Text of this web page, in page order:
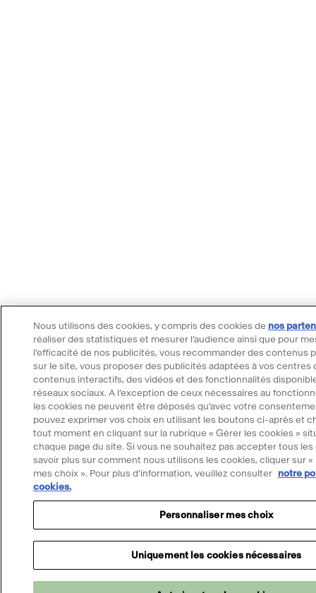
Merci d'accepter les cookies pour utiliser
Mona
Nous utilisons des cookies, y compris des cookies de nos
réaliser des statistiques et mesurer l’audience ainsi que pour
l’efficacité de nos publicités, vous recommander des contenus
sur le site, vous proposer des publicités adaptées à vos centres
contenus interactifs, des vidéos et des fonctionnalités
réseaux sociaux. A l’exception de ceux nécessaires au
les cookies ne peuvent être déposés qu’avec votre
pouvez exprimer vos choix en utilisant les boutons ci-après et
tout moment en cliquant sur la rubrique « Gérer les cookies »
chaque page du site. Si vous ne souhaitez pas accepter tous les
savoir plus sur comment nous utilisons les cookies, cliquer sur «
mes choix ». Pour plus d’information, veuillez consulter
notre
cookies.
Personnaliser mes choix
Uniquement les cookies nécessaires